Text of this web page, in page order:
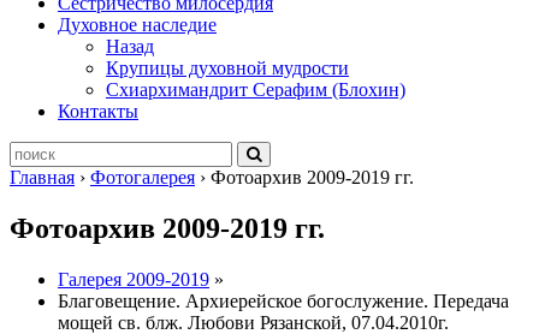
Духовное наследие
Назад
Крупицы духовной мудрости
Схиархимандрит Серафим (Блохин)
Контакты
Главная › Фотогалерея › Фотоархив 2009-2019 гг.
Фотоархив 2009-2019 гг.
Галерея 2009-2019 »
Благовещение. Архиерейское богослужение. Передача
мощей св. блж. Любови Рязанской, 07.04.2010г.